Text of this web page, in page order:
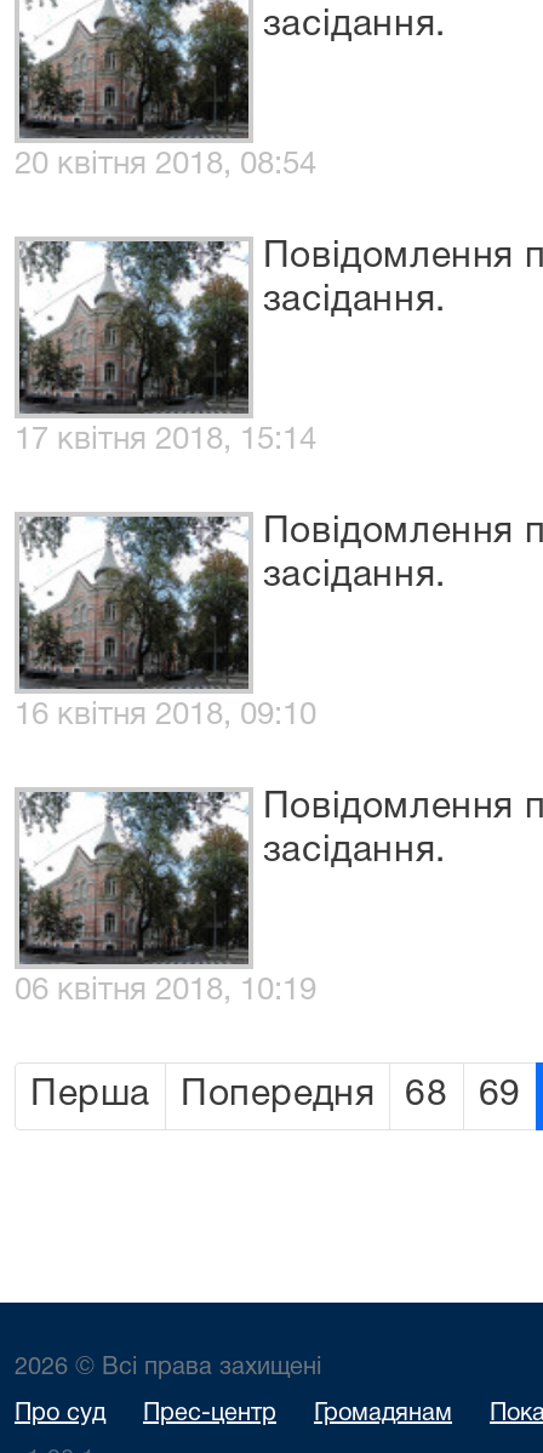
засідання.
20 квітня 2018, 08:54
Повідомлення
засідання.
17 квітня 2018, 15:14
Повідомлення
засідання.
16 квітня 2018, 09:10
Повідомлення
засідання.
06 квітня 2018, 10:19
Перша Попередня 68 69
2026 © Всі права захищені
Про суд Прес-центр Громадянам